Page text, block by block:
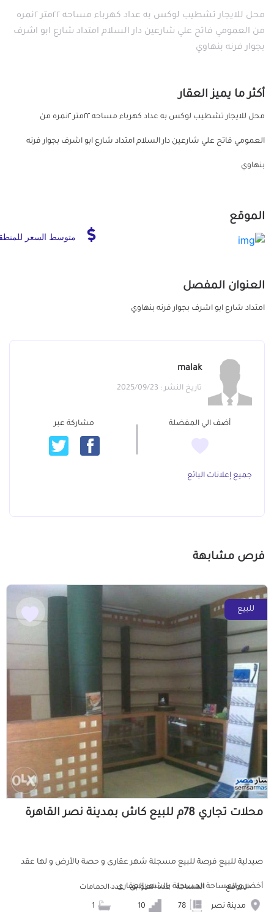
محل للايجار تشطيب لوكس به عداد كهرباء مساحه ٢٢متر ٢نمره
من العمومي فاتح علي شارعين دار السلام امتداد شارع ابو اشرف
بجوار فرنه بنهاوي
أكثر ما يميز العقار
محل للايجار تشطيب لوكس به عداد كهرباء مساحه ٢٢متر ٢نمره من
العمومي فاتح علي شارعين دار السلام امتداد شارع ابو اشرف بجوار فرنه
بنهاوي
الموقع
متوسط السعر
العنوان المفصل
امتداد شارع ابو اشرف بجوار فرنه بنهاوي
malak
تاريخ النشر : 2025/09/23
أضف الي المفضلة مشاركة عبر
جميع إعلانات البائع
فرص مشابهة
للبيع
محلات تجاري 78م للبيع كاش بمدينة نصر القاهرة
صيدلية للبيع فرصة للبيع مسجلة شهر عقارى و حصة بالأرض و لها عقد
أخضر و المساحة المسجلة بالشهر العقارى...
الموقع
مدينة نصر
المساحة عدد الطوابق عدد الحمامات